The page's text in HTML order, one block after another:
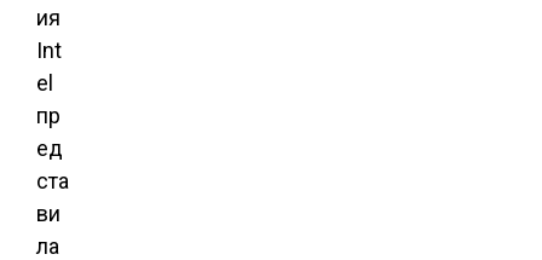
ия
Int
el
пр
ед
ста
ви
ла